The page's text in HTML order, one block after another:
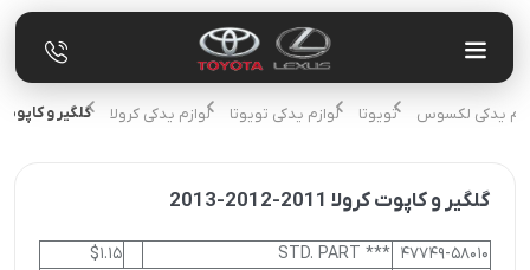
یدکی لکسوس تویوتا لوازم یدکی تویوتا لوازم یدکی کرولا گلگیر و کاپوت کرولا
گلگیر و کاپوت کرولا 2011-2012-2013
47749-58010
*** STD. PART
$1.15